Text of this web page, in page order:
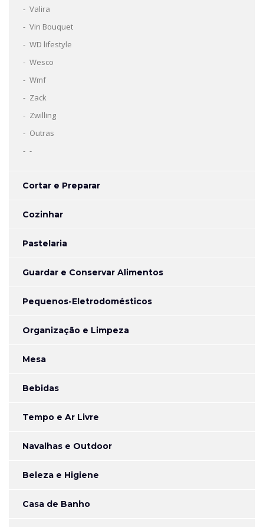
Valira
Vin Bouquet
WD lifestyle
Wesco
Wmf
Zack
Zwilling
Outras
-
Cortar e Preparar
Cozinhar
Pastelaria
Guardar e Conservar Alimentos
Pequenos-Eletrodomésticos
Organização e Limpeza
Mesa
Bebidas
Tempo e Ar Livre
Navalhas e Outdoor
Beleza e Higiene
Casa de Banho